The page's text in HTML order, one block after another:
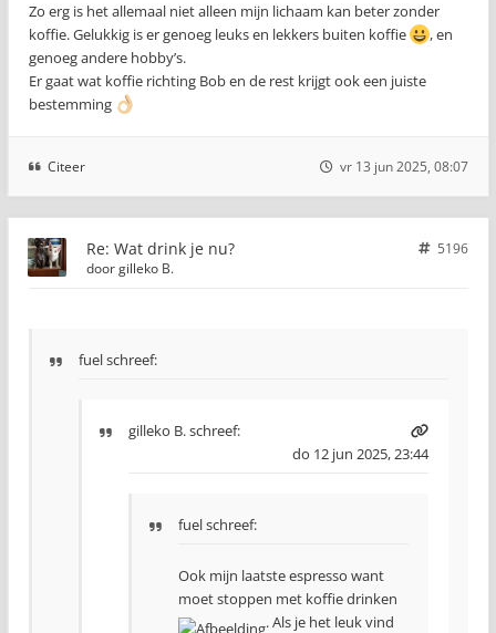
Zo erg is het allemaal niet alleen mijn lichaam kan beter zonder
koffie. Gelukkig is er genoeg leuks en lekkers buiten koffie
, en
genoeg andere hobby’s.
Er gaat wat koffie richting Bob en de rest krijgt ook een juiste
bestemming
Citeer vr 13 jun 2025, 08:07
Re: Wat drink je nu?
5196
doorgilleko B.
fuel schreef:
gilleko B.schreef:
do 12 jun 2025, 23:44
fuel schreef:
Ook mijn laatste espresso want
moet stoppen met koffie drinken
. Als je het leuk vind